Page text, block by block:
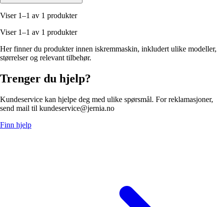
Viser 1–1 av 1 produkter
Viser 1–1 av 1 produkter
Her finner du produkter innen iskremmaskin, inkludert ulike modeller,
størrelser og relevant tilbehør.
Trenger du hjelp?
Kundeservice kan hjelpe deg med ulike spørsmål. For reklamasjoner,
send mail til kundeservice@jernia.no
Finn hjelp